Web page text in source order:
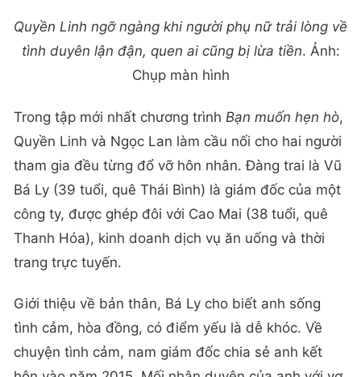
Quyền Linh ngỡ ngàng khi người phụ nữ trải lòng về
tình duyên lận đận, quen ai cũng bị lừa tiền. Ảnh:
Chụp màn hình
Trong tập mới nhất chương trình Bạn muốn hẹn hò,
Quyền Linh và Ngọc Lan làm cầu nối cho hai người
tham gia đều từng đổ vỡ hôn nhân. Đàng trai là Vũ
Bá Ly (39 tuổi, quê Thái Bình) là giám đốc của một
công ty, được ghép đôi với Cao Mai (38 tuổi, quê
Thanh Hóa), kinh doanh dịch vụ ăn uống và thời
trang trực tuyến.
Giới thiệu về bản thân, Bá Ly cho biết anh sống
tình cảm, hòa đồng, có điểm yếu là dễ khóc. Về
chuyện tình cảm, nam giám đốc chia sẻ anh kết